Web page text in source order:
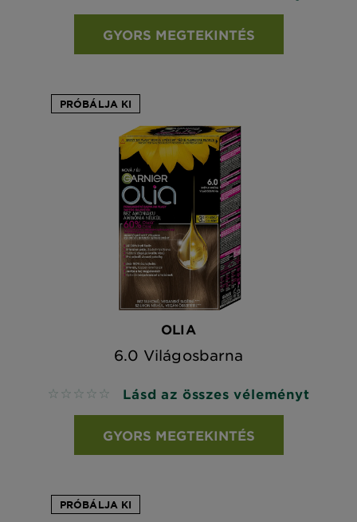
GYORS MEGTEKINTÉS
PRÓBÁLJA KI
OLIA
6.0 Világosbarna
No reviews Lásd az összes véleményt
GYORS MEGTEKINTÉS
PRÓBÁLJA KI